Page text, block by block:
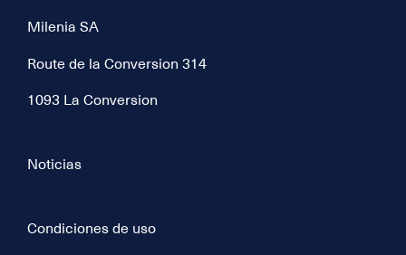
Milenia SA
Route de la Conversion 314
1093 La Conversion
Noticias
Condiciones de uso